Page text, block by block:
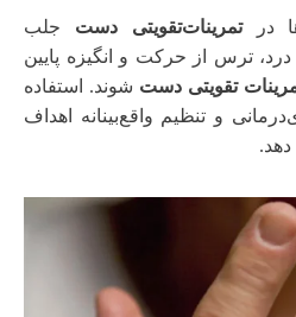
درتمرینات‌تقویتی دست جلب
ترس از حرکت و انگیزه پایین
تقویتی دست شوند. استفاده
و تنظیم واقع‌بینانه اهداف